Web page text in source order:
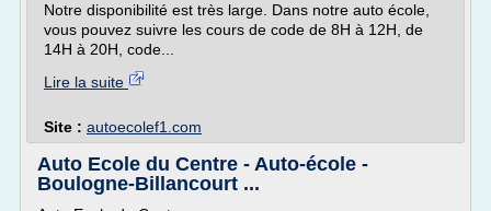
Notre disponibilité est très large. Dans notre auto école,
vous pouvez suivre les cours de code de 8H à 12H, de
14H à 20H, code...
Lire la suite
Site : autoecolef1.com
Auto Ecole du Centre - Auto-école -
Boulogne-Billancourt ...